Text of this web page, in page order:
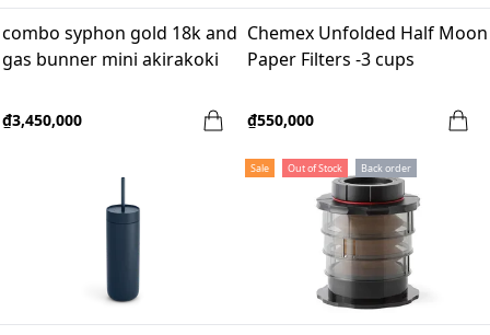
combo syphon gold 18k and
gas bunner mini akirakoki
₫3,450,000
Chemex Unfolded Half Moon
Paper Filters -3 cups
₫550,000
Sale Out of Stock Back order